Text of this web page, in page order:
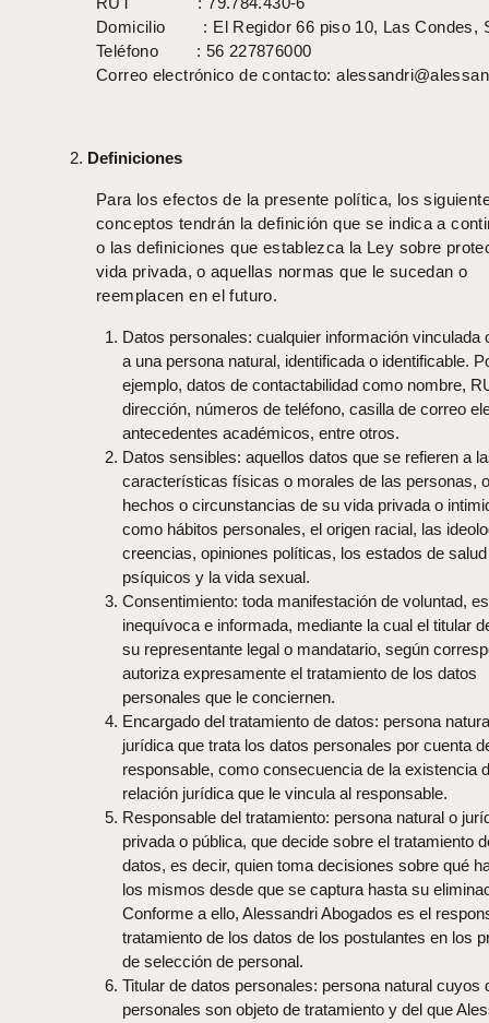
Domicilio : El Regidor 66 piso 10, Las Condes,
Teléfono : 56 227876000
Correo electrónico de contacto:
Definiciones
Para los efectos de la presente política, los
conceptos tendrán la definición que se indica a
o las definiciones que establezca la Ley sobre
vida privada, o aquellas normas que le sucedan o
reemplacen en el futuro.
Datos personales: cualquier información vinculada
a una persona natural, identificada o identificable.
ejemplo, datos de contactabilidad como nombre,
dirección, números de teléfono, casilla de correo
antecedentes académicos, entre otros.
Datos sensibles: aquellos datos que se refieren a
características físicas o morales de las personas,
hechos o circunstancias de su vida privada o
como hábitos personales, el origen racial, las
creencias, opiniones políticas, los estados de
psíquicos y la vida sexual.
Consentimiento: toda manifestación de voluntad,
inequívoca e informada, mediante la cual el titular
su representante legal o mandatario, según
autoriza expresamente el tratamiento de los datos
personales que le conciernen.
Encargado del tratamiento de datos: persona
jurídica que trata los datos personales por cuenta
responsable, como consecuencia de la existencia
relación jurídica que le vincula al responsable.
Responsable del tratamiento: persona natural o
privada o pública, que decide sobre el tratamiento
datos, es decir, quien toma decisiones sobre qué
los mismos desde que se captura hasta su
Conforme a ello, Alessandri Abogados es el
tratamiento de los datos de los postulantes en los
de selección de personal.
Titular de datos personales: persona natural cuyos
personales son objeto de tratamiento y del que